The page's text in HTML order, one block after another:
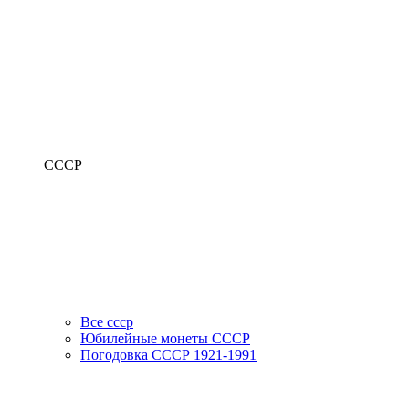
СССР
Все ссср
Юбилейные монеты СССР
Погодовка СССР 1921-1991